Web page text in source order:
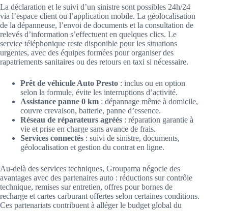
La déclaration et le suivi d’un sinistre sont possibles 24h/24
via l’espace client ou l’application mobile. La géolocalisation
de la dépanneuse, l’envoi de documents et la consultation de
relevés d’information s’effectuent en quelques clics. Le
service téléphonique reste disponible pour les situations
urgentes, avec des équipes formées pour organiser des
rapatriements sanitaires ou des retours en taxi si nécessaire.
Prêt de véhicule Auto Presto : inclus ou en option
selon la formule, évite les interruptions d’activité.
Assistance panne 0 km : dépannage même à domicile,
couvre crevaison, batterie, panne d’essence.
Réseau de réparateurs agréés : réparation garantie à
vie et prise en charge sans avance de frais.
Services connectés : suivi de sinistre, documents,
géolocalisation et gestion du contrat en ligne.
Au-delà des services techniques, Groupama négocie des
avantages avec des partenaires auto : réductions sur contrôle
technique, remises sur entretien, offres pour bornes de
recharge et cartes carburant offertes selon certaines conditions.
Ces partenariats contribuent à alléger le budget global du